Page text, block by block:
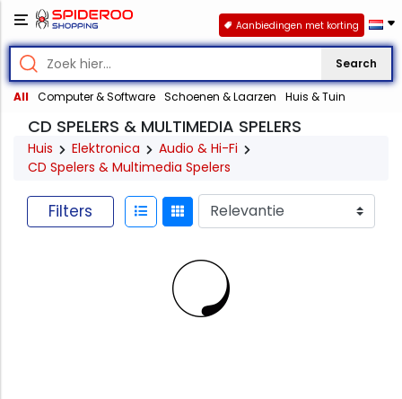
Search
All Computer & Software Schoenen & Laarzen Huis & Tuin
Aanbiedingen met korting
CD SPELERS & MULTIMEDIA SPELERS
Huis Elektronica
Audio & Hi-Fi
CD Spelers & Multimedia Spelers
Filters